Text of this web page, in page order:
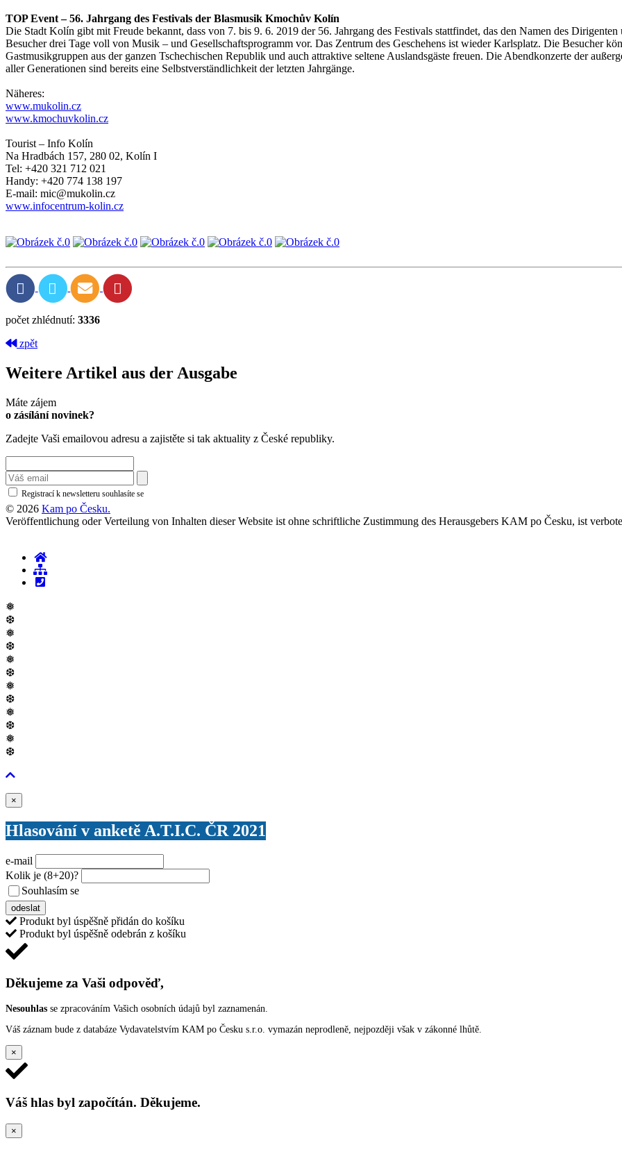
TOP Event – 56. Jahrgang des Festivals der Blasmusik Kmochův Kolín
Die Stadt Kolín gibt mit Freude bekannt, dass von 7. bis 9. 6. 2019 der 56. Jahrgang des Festivals stattfindet, das den Namen des
Besucher drei Tage voll von Musik – und Gesellschaftsprogramm vor. Das Zentrum des Geschehens ist wieder Karlsplatz. Die Besucher
Gastmusikgruppen aus der ganzen Tschechischen Republik und auch attraktive seltene Auslandsgäste freuen. Die Abendkonzerte der
aller Generationen sind bereits eine Selbstverständlichkeit der letzten Jahrgänge.
Näheres:
www.mukolin.cz
www.kmochuvkolin.cz
Tourist – Info Kolín
Na Hradbách 157, 280 02, Kolín I
Tel: +420 321 712 021
Handy: +420 774 138 197
E-mail: mic@mukolin.cz
www.infocentrum-kolin.cz
počet zhlédnutí: 3336
zpět
Weitere Artikel aus der Ausgabe
Máte zájem
o zásílání novinek?
Zadejte Vaši emailovou adresu a zajistěte si tak aktuality z České republiky.
Registrací k newsletteru souhlasíte se
© 2026 Kam po Česku.
Veröffentlichung oder Verteilung von Inhalten dieser Website ist ohne schriftliche Zustimmung des Herausgebers KAM po Česku, ist
❅
❆
❅
❆
❅
❆
❅
❆
❅
❆
❅
❆
×
Hlasování v anketě A.T.I.C. ČR 2021
e-mail
Kolik je (8+20)?
Souhlasím se
odeslat
Produkt byl úspěšně přidán do košíku
Produkt byl úspěšně odebrán z košíku
Děkujeme za Vaši odpověď,
Nesouhlas se zpracováním Vašich osobních údajů byl zaznamenán.
Váš záznam bude z databáze Vydavatelstvím KAM po Česku s.r.o. vymazán neprodleně, nejpozději však v zákonné lhůtě.
×
Váš hlas byl započítán. Děkujeme.
×